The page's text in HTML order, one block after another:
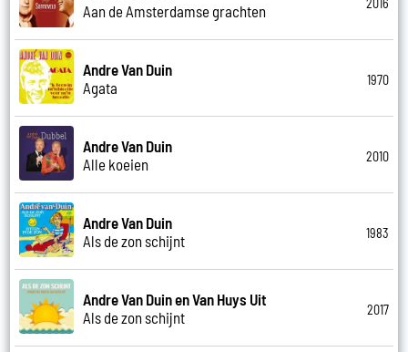
Aan de Amsterdamse grachten
Andre Van Duin
Agata
1970
Andre Van Duin
Alle koeien
2010
Andre Van Duin
Als de zon schijnt
1983
Andre Van Duin en Van Huys Uit
Als de zon schijnt
2017